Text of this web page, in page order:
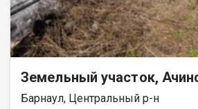
Земельный участок,
Барнаул, Центральный р-н